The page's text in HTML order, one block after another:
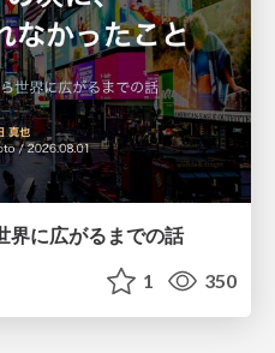
界に広がるまでの話
1 350